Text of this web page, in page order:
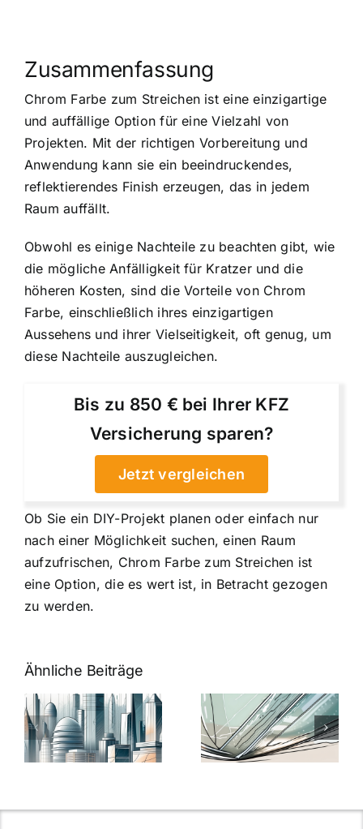
Zusammenfassung
Chrom Farbe zum Streichen ist eine einzigartige
und auffällige Option für eine Vielzahl von
Projekten. Mit der richtigen Vorbereitung und
Anwendung kann sie ein beeindruckendes,
reflektierendes Finish erzeugen, das in jedem
Raum auffällt.
Obwohl es einige Nachteile zu beachten gibt, wie
die mögliche Anfälligkeit für Kratzer und die
höheren Kosten, sind die Vorteile von Chrom
Farbe, einschließlich ihres einzigartigen
Aussehens und ihrer Vielseitigkeit, oft genug, um
diese Nachteile auszugleichen.
Bis zu 850 € bei Ihrer KFZ
Versicherung sparen?
Jetzt vergleichen
Ob Sie ein DIY-Projekt planen oder einfach nur
nach einer Möglichkeit suchen, einen Raum
aufzufrischen, Chrom Farbe zum Streichen ist
eine Option, die es wert ist, in Betracht gezogen
zu werden.
Ähnliche Beiträge
5 Gründe,
warum
Nanoversiegelung
auf Glas
7
Expertentipps
für maximale